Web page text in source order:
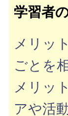
学習者
メリッ
ごとを
メリッ
アや活